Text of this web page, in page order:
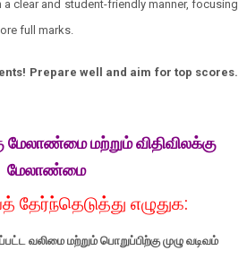
clear and student-friendly manner, focusing
full marks.
Prepare well and aim for top scores.
மேலாண்மை மற்றும் விதிவிலக்கு
மேலாண்மை
தேர்ந்தெடுத்து எழுதுக:
வலிமை மற்றும் பொறுப்பிற்கு முழு வடிவம்